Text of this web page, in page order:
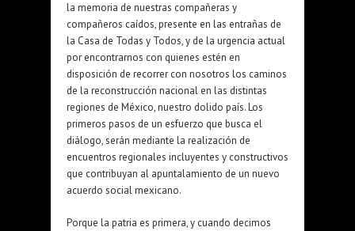
la memoria de nuestras compañeras y
compañeros caídos, presente en las entrañas de
la Casa de Todas y Todos, y de la urgencia actual
por encontrarnos con quienes estén en
disposición de recorrer con nosotros los caminos
de la reconstrucción nacional en las distintas
regiones de México, nuestro dolido país. Los
primeros pasos de un esfuerzo que busca el
diálogo, serán mediante la realización de
encuentros regionales incluyentes y constructivos
que contribuyan al apuntalamiento de un nuevo
acuerdo social mexicano.
Porque la patria es primera, y cuando decimos